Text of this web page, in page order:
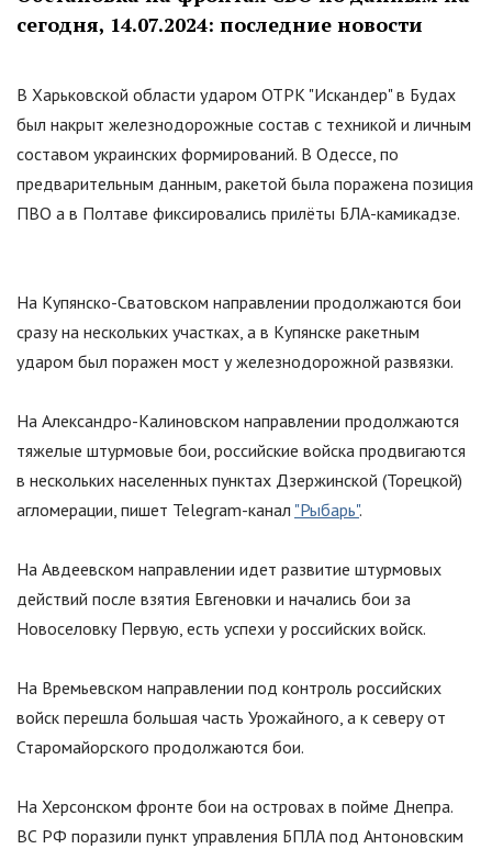
сегодня, 14.07.2024: последние новости
В Харьковской области ударом ОТРК "Искандер"в Будах
был накрыт железнодорожные состав с техникой и личным
составом украинских формирований. В Одессе, по
предварительным данным, ракетой была поражена позиция
ПВО а в Полтаве фиксировались прилёты БЛА-камикадзе.
На Купянско-Сватовском направлении продолжаются бои
сразу на нескольких участках, а в Купянске ракетным
ударом был поражен мост у железнодорожной развязки.
На Александро-Калиновском направлении продолжаются
тяжелые штурмовые бои, российские войска продвигаются
в нескольких населенных пунктах Дзержинской (Торецкой)
агломерации, пишет Telegram-канал "Рыбарь".
На Авдеевском направлении идет развитие штурмовых
действий после взятия Евгеновки и начались бои за
Новоселовку Первую, есть успехи у российских войск.
На Времьевском направлении под контроль российских
войск перешла большая часть Урожайного, а к северу от
Старомайорского продолжаются бои.
На Херсонском фронте бои на островах в пойме Днепра.
ВС РФ поразили пункт управления БПЛА под Антоновским